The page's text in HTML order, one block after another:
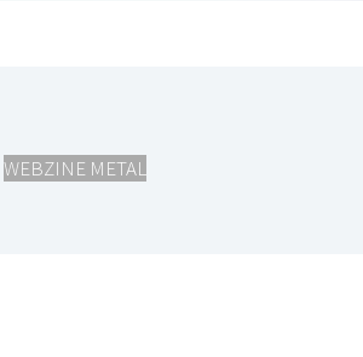
WEBZINE METAL